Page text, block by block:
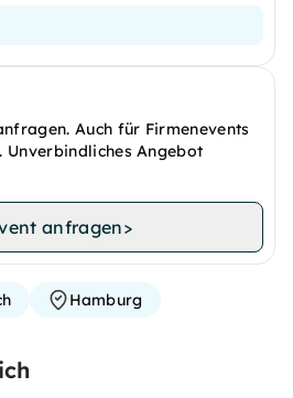
Auch für Firmenevents
Angebot
anfragen>
Hamburg